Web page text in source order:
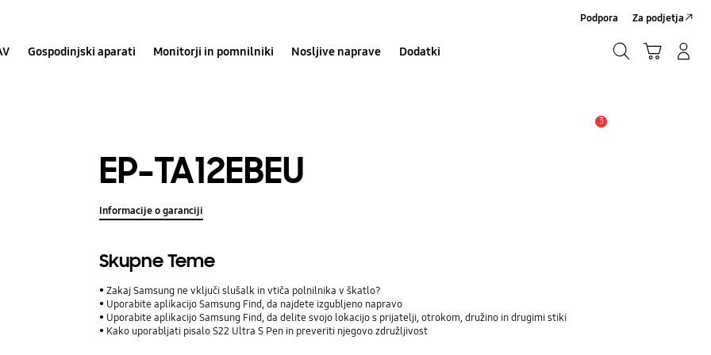
Gospodinjski aparati Monitorji in pomnilniki Nosljive naprave Dodatki
Podpora Za podjetja
3
EP-TA12EBEU
Informacije o garanciji
Skupne Teme
Zakaj Samsung ne vključi slušalk in vtiča polnilnika v škatlo?
Uporabite aplikacijo Samsung Find, da najdete izgubljeno napravo
Uporabite aplikacijo Samsung Find, da delite svojo lokacijo s prijatelji, otrokom, družino in drugimi stiki
Kako uporabljati pisalo S22 Ultra S Pen in preveriti njegovo združljivost